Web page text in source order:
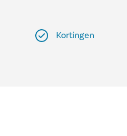
Kortingen